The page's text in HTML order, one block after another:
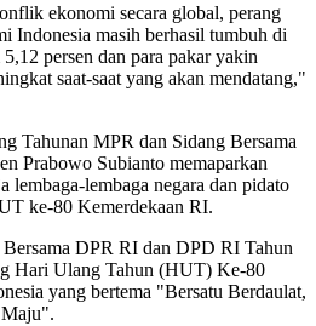
ekonomi secara global, perang
Indonesia masih berhasil tumbuh di
persen dan para pakar yakin
saat-saat yang akan mendatang,"
Tahunan MPR dan Sidang Bersama
Prabowo Subianto memaparkan
lembaga-lembaga negara dan pidato
ke-80 Kemerdekaan RI.
DPR RI dan DPD RI Tahun
Hari Ulang Tahun (HUT) Ke-80
yang bertema "Bersatu Berdaulat,
Maju".